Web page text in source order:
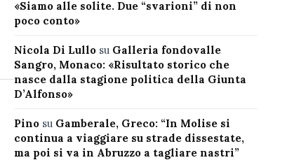
«Siamo alle solite. Due “svarioni” di non
poco conto»
Nicola Di Lullosu Galleria fondovalle
Sangro, Monaco: «Risultato storico che
nasce dalla stagione politica della Giunta
D’Alfonso»
Pinosu Gamberale, Greco: “In Molise si
continua a viaggiare su strade dissestate,
ma poi si va in Abruzzo a tagliare nastri”